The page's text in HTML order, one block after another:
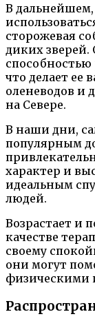
В дальнейшем,
сторожевая
диких зверей.
что делает
оленеводов и
на Севере.
В наши дни,
популярным
характер и
идеальным
людей.
Возрастает и
качестве
своему
они могут
физическими